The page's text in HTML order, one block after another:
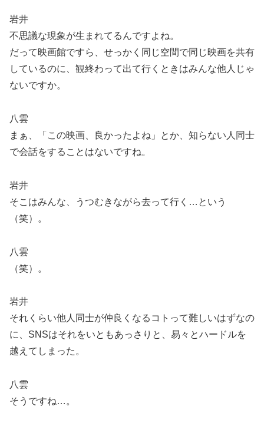
岩井
不思議な現象が生まれてるんですよね。
だって映画館ですら、せっかく同じ空間で同じ映画を共有
しているのに、観終わって出て行くときはみんな他人じゃ
ないですか。
八雲
まぁ、「この映画、良かったよね」とか、知らない人同士
で会話をすることはないですね。
岩井
そこはみんな、うつむきながら去って行く…という
（笑）。
八雲
（笑）。
岩井
それくらい他人同士が仲良くなるコトって難しいはずなの
に、SNSはそれをいともあっさりと、易々とハードルを
越えてしまった。
八雲
そうですね…。